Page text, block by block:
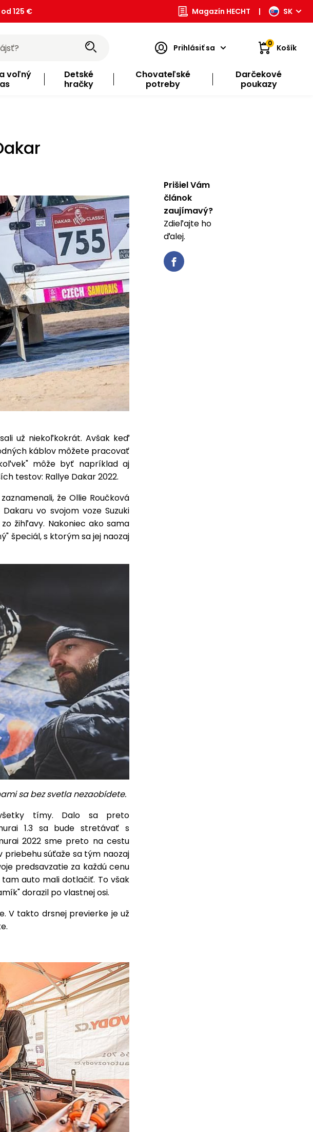
125 € Magazín HECHT | SK
Prihlásiť sa 0 Košík
voľný
Detské
hračky
Chovateľské
potreby
Darčekové
poukazy
už niekoľkokrát. Avšak keď
káblov môžete pracovať
môže byť napríklad aj
testov: Rallye Dakar 2022.
že Ollie Roučková
vo svojom voze Suzuki
žihľavy. Nakoniec ako sama
špeciál, s ktorým sa jej naozaj
sa bez svetla nezaobídete.
tímy. Dalo sa preto
1.3 sa bude stretávať s
2022 sme preto na cestu
priebehu súťaže sa tým naozaj
predsavzatie za každú cenu
auto mali dotlačiť. To však
dorazil po vlastnej osi.
V takto drsnej previerke je už
Prišiel Vám
článok
zaujímavý?
Zdieľajte ho
ďalej.